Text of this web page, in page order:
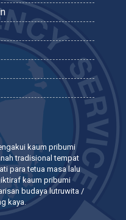
kaum pribumi
tradisional tempat
para tetua masa lalu
kaum pribumi
budaya lutruwita /
kaya.